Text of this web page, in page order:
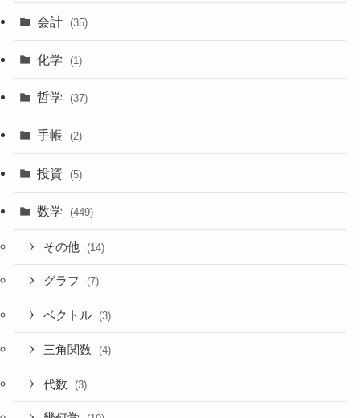
会計 (35)
化学 (1)
哲学 (37)
手帳 (2)
投資 (5)
数学 (449)
その他 (14)
グラフ (7)
ベクトル (3)
三角関数 (4)
代数 (3)